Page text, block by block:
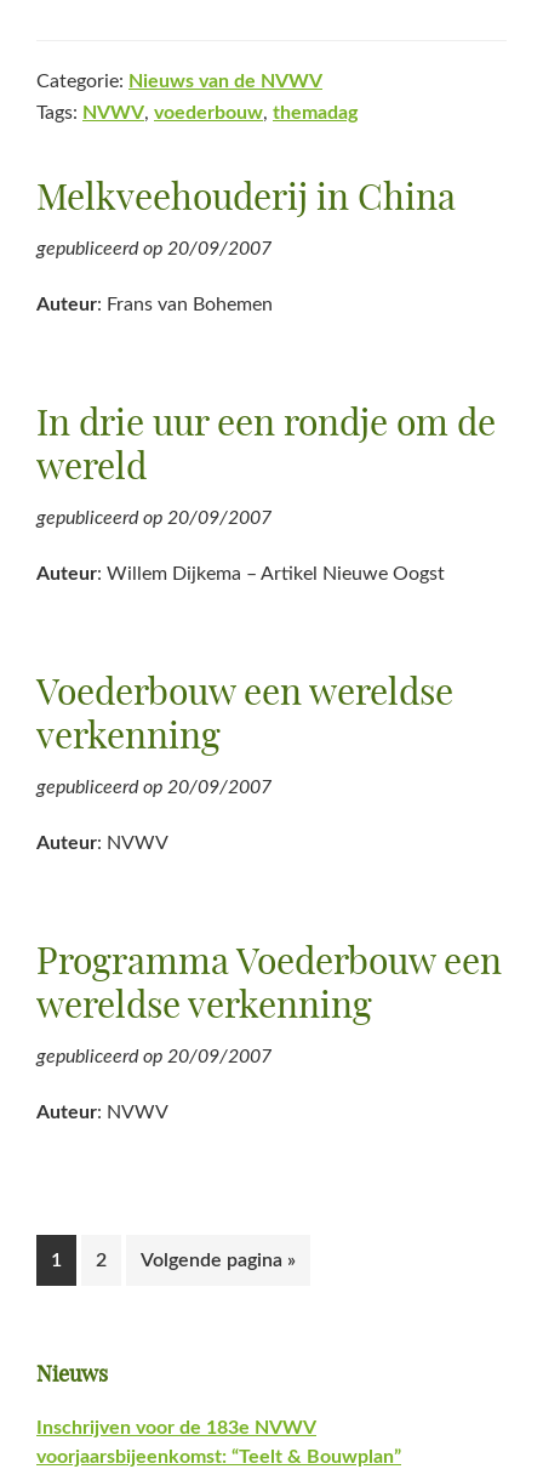
Categorie: Nieuws van de NVWV
Tags: NVWV, voederbouw, themadag
Melkveehouderij in China
gepubliceerd op 20/09/2007
Auteur: Frans van Bohemen
In drie uur een rondje om de
wereld
gepubliceerd op 20/09/2007
Auteur: Willem Dijkema – Artikel Nieuwe Oogst
Voederbouw een wereldse
verkenning
gepubliceerd op 20/09/2007
Auteur: NVWV
Programma Voederbouw een
wereldse verkenning
gepubliceerd op 20/09/2007
Auteur: NVWV
Pagina
1 Pagina
2
Ga
Volgende pagina »
Primaire
Sidebar
Nieuws
Inschrijven voor de 183e NVWV
voorjaarsbijeenkomst: “Teelt & Bouwplan”